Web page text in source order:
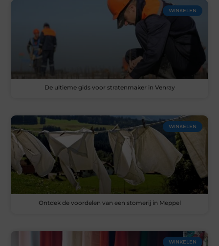
WINKELEN
De ultieme gids voor stratenmaker in Venray
WINKELEN
Ontdek de voordelen van een stomerij in Meppel
WINKELEN